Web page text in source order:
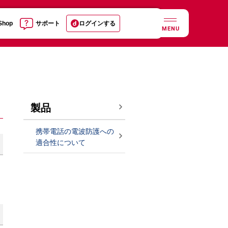
サポート ログインする
MENU
製品
携帯電話の電波防護への
適合性について